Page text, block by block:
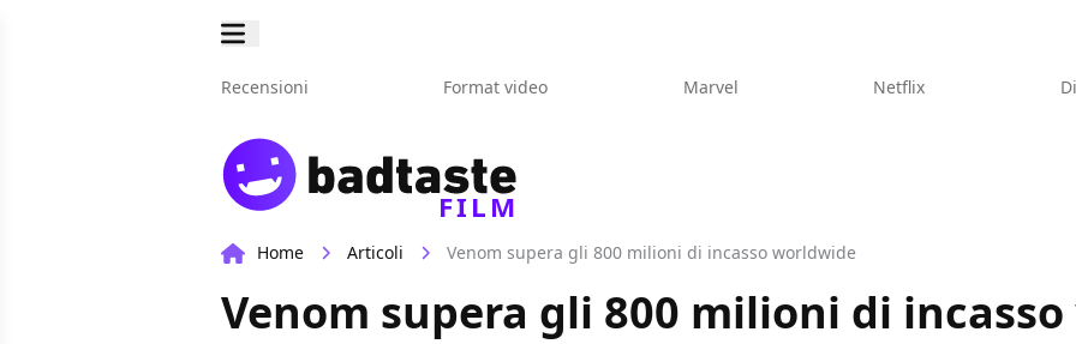
Recensioni Format video Marvel Netflix
FILM
Home Articoli Venom supera gli 800 milioni di incasso worldwide
Venom supera gli 800 milioni di